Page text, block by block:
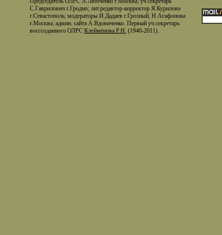
С.Гаврилович г.Гродно; лит.редактор-корректор Я.Курилова
г.Севастополь; модераторы И.Дадаев г.Грозный, Н.Агафонова
г.Москва; админ. сайта А.Вдовиченко. Первый уч.секретарь
воссозданного ОЛРС Клеймёнова Р.Н. (1940-2011).